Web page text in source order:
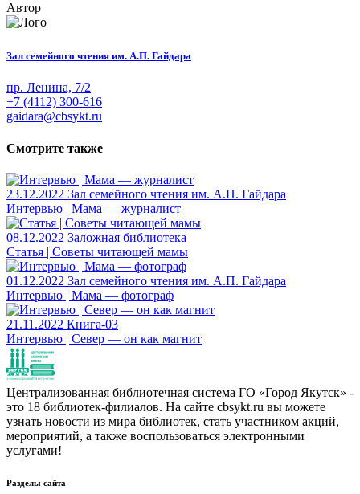
Автор
Зал семейного чтения им. А.П. Гайдара
пр. Ленина, 7/2
+7 (4112) 300-616
gaidara@cbsykt.ru
Смотрите также
23.12.2022 Зал семейного чтения им. А.П. Гайдара
Интервью | Мама — журналист
08.12.2022 Заложная библиотека
Статья | Советы читающей мамы
01.12.2022 Зал семейного чтения им. А.П. Гайдара
Интервью | Мама — фотограф
21.11.2022 Книга-03
Интервью | Север — он как магнит
Централизованная библиотечная система ГО «Город Якутск» -
это 18 библиотек-филиалов. На сайте cbsykt.ru вы можете
узнать новости из мира библиотек, стать участником акций,
мероприятий, а также воспользоваться электронными
услугами!
Разделы сайта